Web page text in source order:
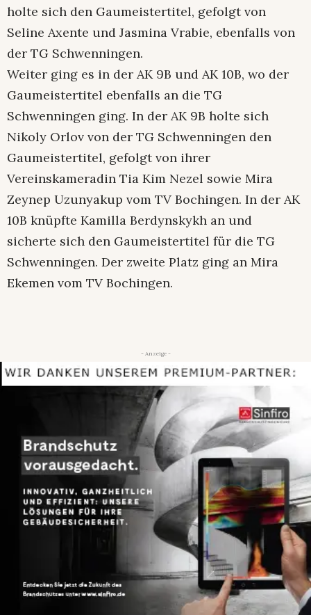
holte sich den Gaumeistertitel, gefolgt von
Seline Axente und Jasmina Vrabie, ebenfalls von
der TG Schwenningen.
Weiter ging es in der AK 9B und AK 10B, wo der
Gaumeistertitel ebenfalls an die TG
Schwenningen ging. In der AK 9B holte sich
Nikoly Orlov von der TG Schwenningen den
Gaumeistertitel, gefolgt von ihrer
Vereinskameradin Tia Kim Nezel sowie Mira
Zeynep Uzunyakup vom TV Bochingen. In der AK
10B knüpfte Kamilla Berdynskykh an und
sicherte sich den Gaumeistertitel für die TG
Schwenningen. Der zweite Platz ging an Mira
Ekemen vom TV Bochingen.
- Anzeige -